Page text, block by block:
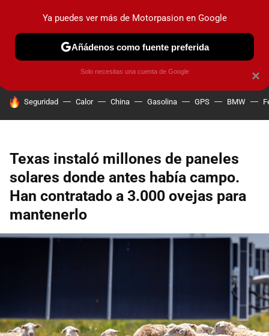
PRUEBAS COCHES ELÉCTRICOS OBSERVATORIO
HOY SE HABLA DE
Seguridad Calor China Gasolina GPS BMW
Texas instaló millones de paneles
solares donde antes había campo.
Han contratado a 3.000 ovejas para
mantenerlo
×
Ya puedes ver más de Motorpasion en Google
Añádenos como fuente preferida
Solo necesitas una cuenta de Google